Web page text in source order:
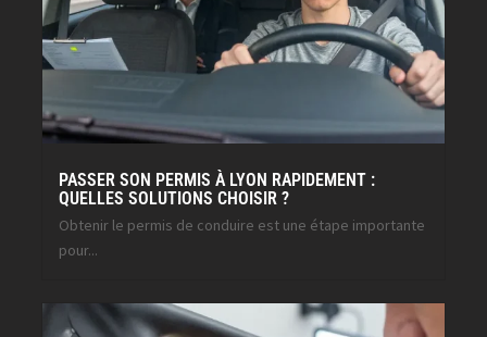
PASSER SON PERMIS À LYON RAPIDEMENT :
QUELLES SOLUTIONS CHOISIR ?
Obtenir le permis de conduire est une étape importante
pour...